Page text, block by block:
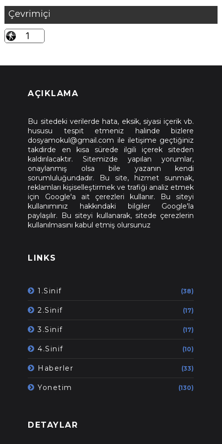
Çevrimiçi
AÇIKLAMA
Bu sitedeki verilerde hata, eksik, siyasi içerik vb.
hususu tespit etmeniz halinde bizlere
dosyamokul@gmail.com ile iletişime geçtiğiniz
takdirde en kısa sürede ilgili içerek siteden
kaldırılacaktır. Sitemizde yapılan yorumlar,
onaylanmış olsa bile yazanın kendi
sorumluluğundadır. Bu site, hizmet sunmak,
reklamları kişiselleştirmek ve trafiği analiz etmek
için Google'a ait çerezleri kullanır. Bu siteyi
kullanımınız hakkındaki bilgiler Google'la
paylaşılır. Bu siteyi kullanarak, sitede çerezlerin
kullanılmasını kabul etmiş olursunuz
LINKS
1.Sinif (38)
2.Sinif (17)
3.Sinif (17)
4.Sinif (10)
Haberler (33)
Yonetim (130)
DETAYLAR